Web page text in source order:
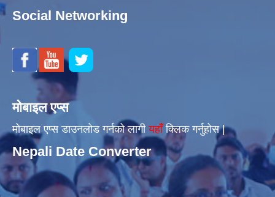
Social Networking
मोबाइल एप्स
मोबाइल एप्स डाउनलोड गर्नको लागीयहाँँक्लिक गर्नुहोस |
Nepali Date Converter